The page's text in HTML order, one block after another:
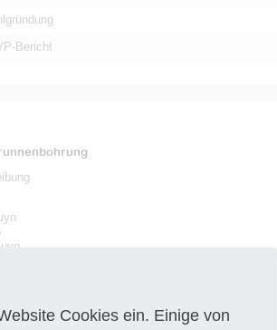
Bericht
Cookies ein. Einige von